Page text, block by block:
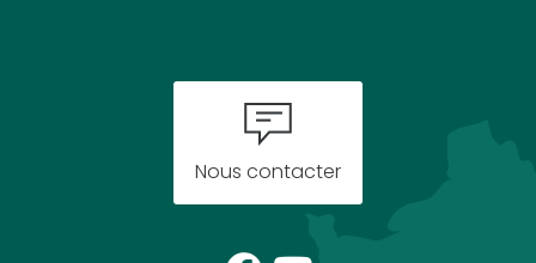
Nous contacter